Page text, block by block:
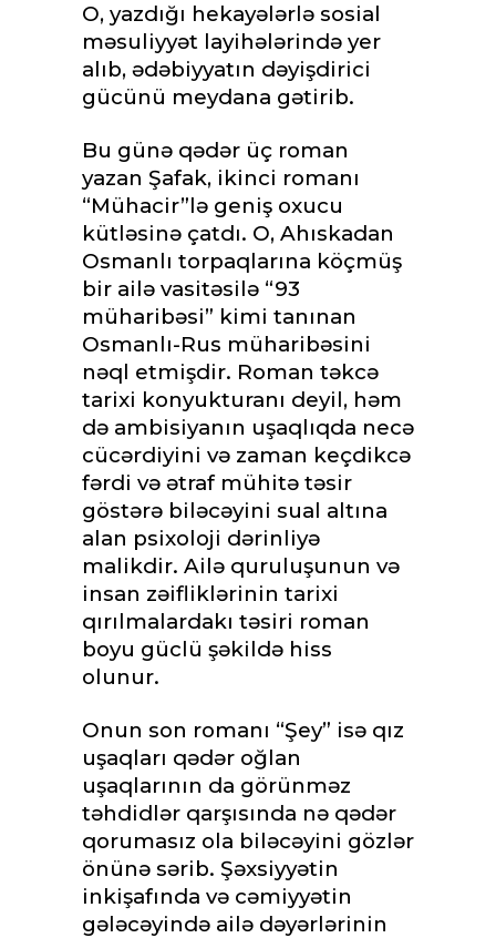
O, yazdığı hekayələrlə sosial
məsuliyyət layihələrində yer
alıb, ədəbiyyatın dəyişdirici
gücünü meydana gətirib.
Bu günə qədər üç roman
yazan Şafak, ikinci romanı
“Mühacir”lə geniş oxucu
kütləsinə çatdı. O, Ahıskadan
Osmanlı torpaqlarına köçmüş
bir ailə vasitəsilə “93
müharibəsi” kimi tanınan
Osmanlı-Rus müharibəsini
nəql etmişdir. Roman təkcə
tarixi konyukturanı deyil, həm
də ambisiyanın uşaqlıqda necə
cücərdiyini və zaman keçdikcə
fərdi və ətraf mühitə təsir
göstərə biləcəyini sual altına
alan psixoloji dərinliyə
malikdir. Ailə quruluşunun və
insan zəifliklərinin tarixi
qırılmalardakı təsiri roman
boyu güclü şəkildə hiss
olunur.
Onun son romanı “Şey” isə qız
uşaqları qədər oğlan
uşaqlarının da görünməz
təhdidlər qarşısında nə qədər
qorumasız ola biləcəyini gözlər
önünə sərib. Şəxsiyyətin
inkişafında və cəmiyyətin
gələcəyində ailə dəyərlərinin